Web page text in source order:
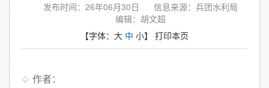
发布时间：26年06月30日
信息来源：兵团水利局
编辑：胡文超
【字体： 大 中 小】 打印本页
作者：